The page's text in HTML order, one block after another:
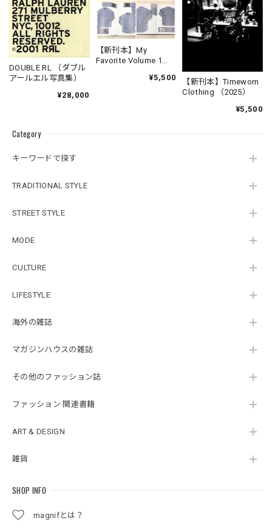
Category
キーワードで探す
TRADITIONAL STYLE
STREET STYLE
MODE
CULTURE
LIFESTYLE
海外の雑誌
マガジンハウスの雑誌
その他のファッション誌
ファッション 関連書籍
ART & DESIGN
雑貨
SHOP INFO
magnifとは？
DOUBLE RL （ダブル
アールエル写真集）
¥28,000
【新刊本】My
Favorite Volume 1
¥5,500
【新刊本】Timeworn
Clothing （2025）
¥5,500